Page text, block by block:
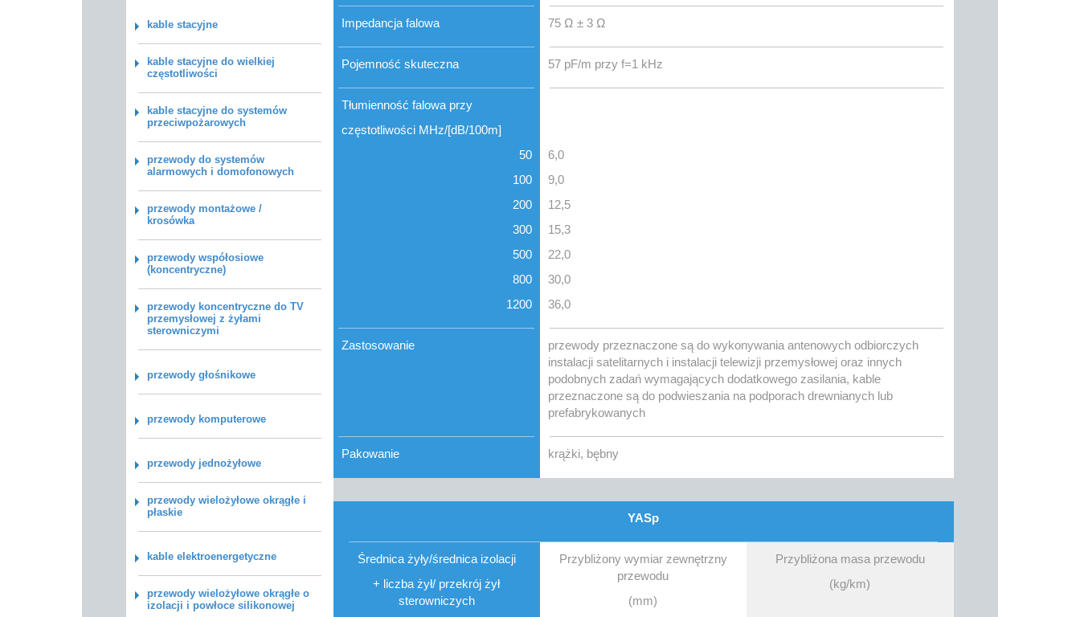
kable stacyjne
kable stacyjne do wielkiej
częstotliwości
kable stacyjne do systemów
przeciwpożarowych
przewody do systemów
alarmowych i domofonowych
przewody montażowe /
krosówka
przewody współosiowe
(koncentryczne)
przewody koncentryczne do TV
przemysłowej z żyłami
sterowniczymi
przewody głośnikowe
przewody komputerowe
przewody jednożyłowe
przewody wielożyłowe okrągłe i
płaskie
kable elektroenergetyczne
przewody wielożyłowe okrągłe o
izolacji i powłoce silikonowej
Impedancja falowa 75 Ω ± 3 Ω
Pojemność skuteczna 57 pF/m przy f=1 kHz
Tłumienność falowa przy
częstotliwości MHz/[dB/100m]
50
100
200
300
500
800
1200
6,0
9,0
12,5
15,3
22,0
30,0
36,0
Zastosowanie
przewody przeznaczone są do wykonywania antenowych odbiorczych
instalacji satelitarnych i instalacji telewizji przemysłowej oraz innych
podobnych zadań wymagających dodatkowego zasilania, kable
przeznaczone są do podwieszania na podporach drewnianych lub
prefabrykowanych
Pakowanie krążki, bębny
YASp
Średnica żyły/średnica izolacji
+ liczba żył/ przekrój żył
sterowniczych
Przybliżony wymiar zewnętrzny
przewodu
(mm)
Przybliżona masa przewodu
(kg/km)